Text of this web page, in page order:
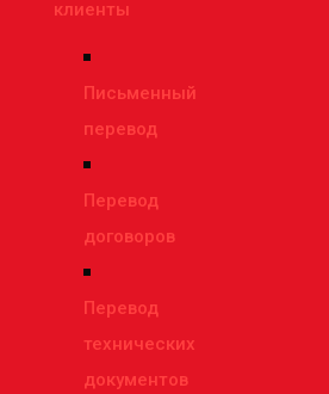
клиенты
Письменный
перевод
Перевод
договоров
Перевод
технических
документов